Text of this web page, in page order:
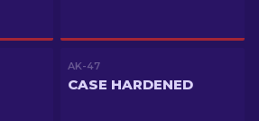
AK-47
CASE HARDENED